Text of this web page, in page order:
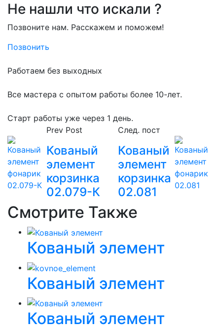
Не нашли что искали ?
Позвоните нам. Расскажем и поможем!
Позвонить
Работаем без выходных
Все мастера с опытом работы более 10-лет.
Старт работы уже через 1 день.
Prev Post
Кованый
элемент
корзинка
02.079-К
След. пост
Кованый
элемент
корзинка
02.081
Смотрите Также
Кованый элемент
Кованый элемент
Кованый элемент